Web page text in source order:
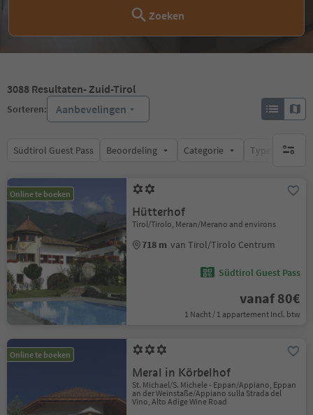
Zoeken
3088 Resultaten- Zuid-Tirol
Sorteren: Aanbevelingen
Südtirol Guest Pass Beoordeling Categorie Type catering
geen
Online te boeken
Hütterhof
Tirol/Tirolo, Meran/Merano and environs
718 m van Tirol/Tirolo Centrum
Südtirol Guest Pass
vanaf 80€
1 Nacht / 1 appartement Incl. btw
Online te boeken
Meral in Körbelhof
St. Michael/S. Michele - Eppan/Appiano, Eppan
an der Weinstaße/Appiano sulla Strada del
Vino, Alto Adige Wine Road